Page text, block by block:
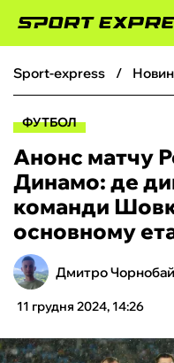
ФУТБОЛ
БОКС
ХОКЕЙ
ТЕНІС
КІБЕРСПОРТ
sport-express
ФУТБОЛ
Анонс матчу
Динамо: де
команди
основному
Дмитро Чорнобай
11 грудня 2024, 14:26